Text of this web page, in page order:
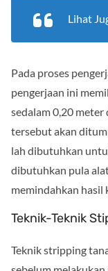
Lihat
Pada proses
pengerjaan ini
sedalam 0,20
tersebut akan
lah dibutuhkan
dibutuhkan pula
memindahkan hasil
Teknik-Teknik
Teknik stripping